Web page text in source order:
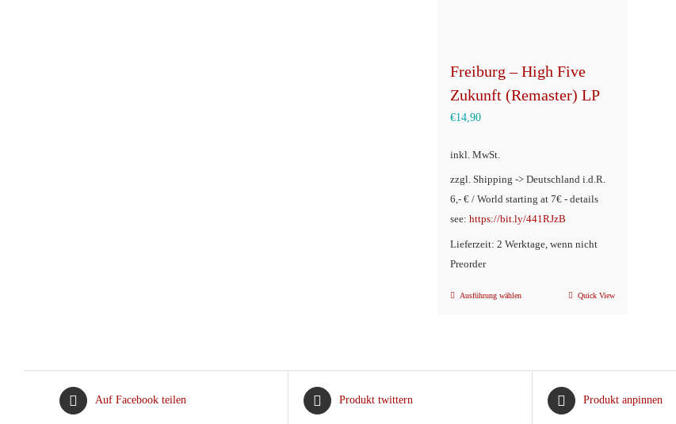
Freiburg – High Five
Zukunft (Remaster) LP
€14,90
inkl. MwSt.
zzgl. Shipping -> Deutschland i.d.R.
6,- € / World starting at 7€ - details
see: https://bit.ly/441RJzB
Lieferzeit: 2 Werktage, wenn nicht
Preorder
Ausführung wählenDieses
Varianten
Quick View
Auf Facebook teilen Produkt twittern Produkt anpinnen